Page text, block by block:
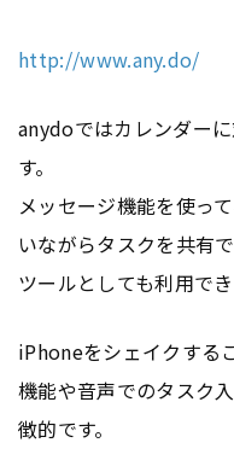
http://www.any.do/
anydoではカレンダー
す。
メッセージ機能を使っ
いながらタスクを共有
ツールとしても利用でき
iPhoneをシェイクする
機能や音声でのタスク
徴的です。